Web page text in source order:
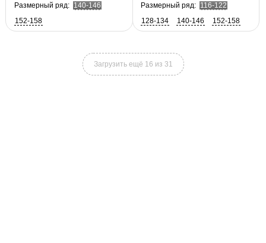
Размерный ряд:
140-146
152-158
Размерный ряд: 116-122
128-134
140-146
152-158
Загрузить ещё 16 из 31